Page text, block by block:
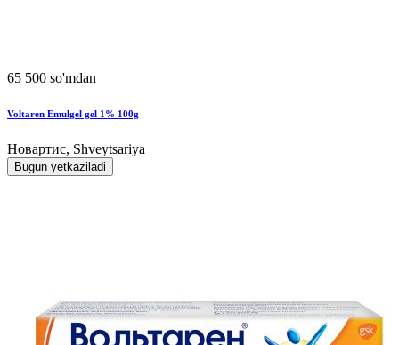
65 500 so'mdan
Voltaren Emulgel gel 1% 100g
Новартис, Shveytsariya
Bugun yetkaziladi